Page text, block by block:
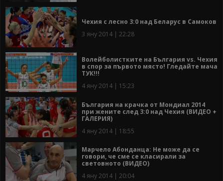
Чехия с лесно 3:0 над Беларус в Самоков
3 яну 2014 | 22:28
Волейболистките на България vs. Чехия
в спор за първото място! Гледайте мача
ТУК!!!
4 яну 2014 | 15:23
България на крачка от Мондиал 2014
при жените след 3:0 над Чехия (ВИДЕО +
ГАЛЕРИЯ)
4 яну 2014 | 18:55
Марчело Абонданца: Не може да се
говори, че сме се класирали за
световното (ВИДЕО)
4 яну 2014 | 20:04